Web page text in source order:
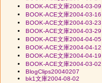
BOOK-ACE文庫2004-03-09
BOOK-ACE文庫2004-03-16
BOOK-ACE文庫2004-03-23
BOOK-ACE文庫2004-03-29
BOOK-ACE文庫2004-04-05
BOOK-ACE文庫2004-04-12
BOOK-ACE文庫2004-04-19
BOOK-ACE文庫2004-03-02
BlogClips20040207
bk1文庫2004-08-02